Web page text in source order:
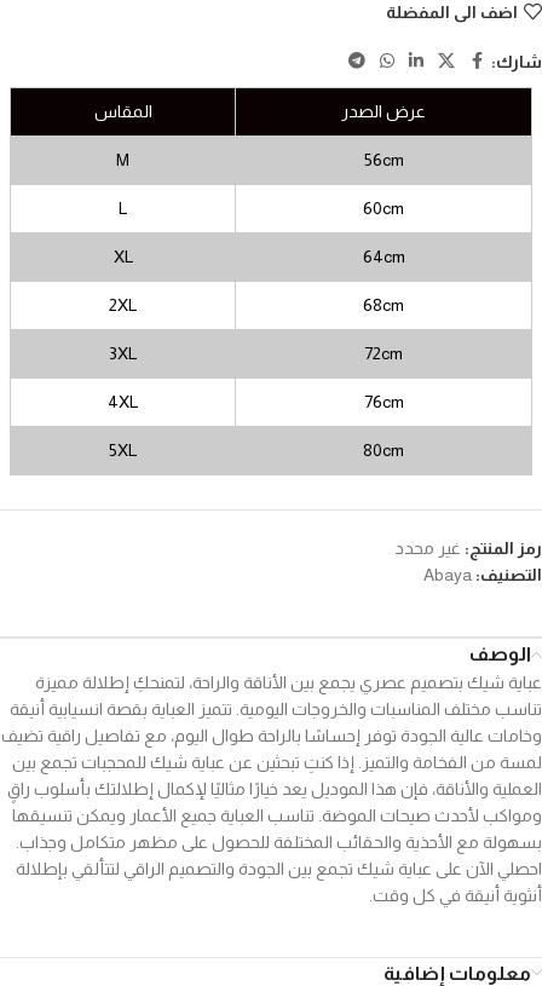
عرض الصدر المقاس
56cm
M
60cm
L
64cm
XL
68cm
2XL
72cm
3XL
76cm
4XL
80cm
5XL
اضف الى المفضلة
رمز المنتج: غير محدد
التصنيف: Abaya
شارك:
الوصف
عباية شيك بتصميم عصري يجمع بين الأناقة والراحة، لتمنحكِ إطلالة مميزة
تناسب مختلف المناسبات والخروجات اليومية. تتميز العباية بقصة انسيابية أنيقة
وخامات عالية الجودة توفر إحساسًا بالراحة طوال اليوم، مع تفاصيل راقية تضيف
لمسة من الفخامة والتميز. إذا كنتِ تبحثين عن عباية شيك للمحجبات تجمع بين
العملية والأناقة، فإن هذا الموديل يعد خيارًا مثاليًا لإكمال إطلالتك بأسلوب راقٍ
ومواكب لأحدث صيحات الموضة. تناسب العباية جميع الأعمار ويمكن تنسيقها
بسهولة مع الأحذية والحقائب المختلفة للحصول على مظهر متكامل وجذاب.
احصلي الآن على عباية شيك تجمع بين الجودة والتصميم الراقي لتتألقي بإطلالة
أنثوية أنيقة في كل وقت.
معلومات إضافية